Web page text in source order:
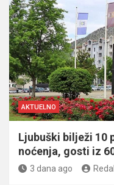
AKTUELNO
Ljubuški bilježi 10
noćenja, gosti iz
3 dana ago